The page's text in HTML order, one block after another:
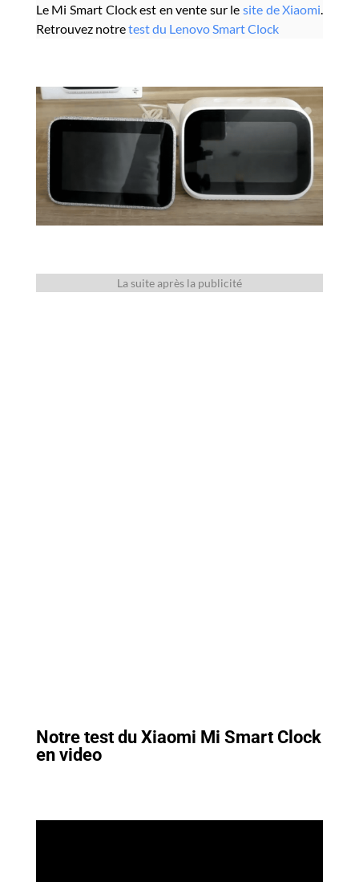
Le Mi Smart Clock est en vente sur lesite de Xiaomi
Retrouvez notretest du Lenovo Smart Clock
La suite après la publicité
Notre test du Xiaomi Mi Smart Clock
en video